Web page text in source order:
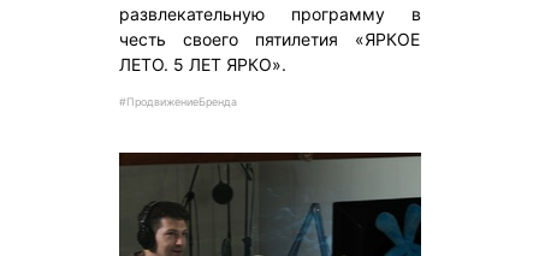
развлекательную программу в
честь своего пятилетия «ЯРКОЕ
ЛЕТО. 5 ЛЕТ ЯРКО».
#ПродвижениеБренда